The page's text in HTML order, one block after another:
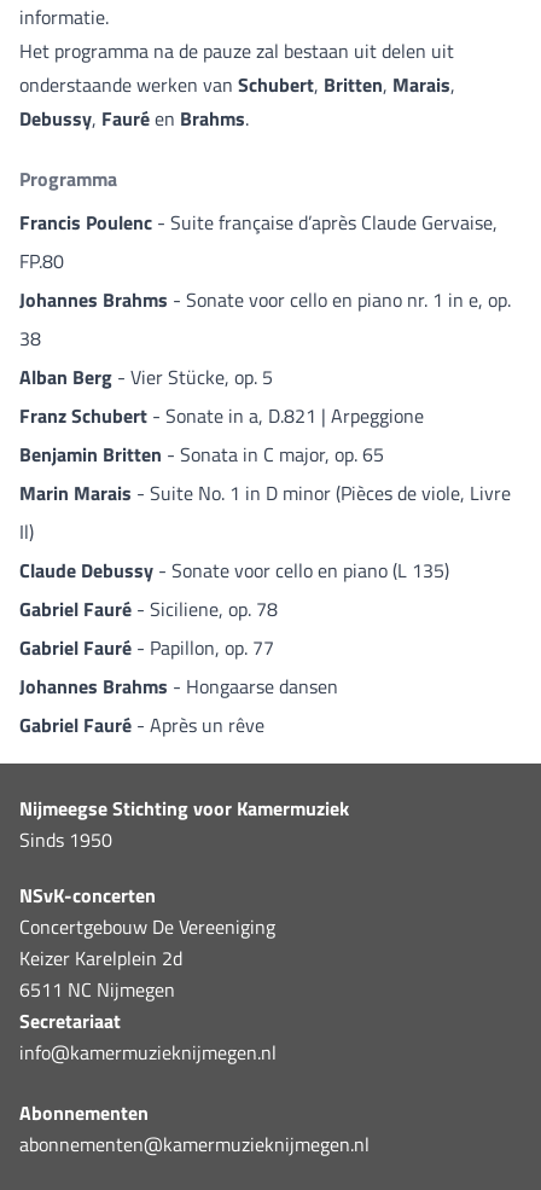
informatie.
Het programma na de pauze zal bestaan uit delen uit
onderstaande werken van Schubert, Britten, Marais,
Debussy, Fauréen Brahms.
Programma
Francis Poulenc - Suite française d’après Claude Gervaise,
FP.80
Johannes Brahms - Sonate voor cello en piano nr. 1 in e, op.
38
Alban Berg - Vier Stücke, op. 5
Franz Schubert - Sonate in a, D.821 | Arpeggione
Benjamin Britten - Sonata in C major, op. 65
Marin Marais - Suite No. 1 in D minor (Pièces de viole, Livre
Il)
Claude Debussy - Sonate voor cello en piano (L 135)
Gabriel Fauré - Siciliene, op. 78
Gabriel Fauré - Papillon, op. 77
Johannes Brahms - Hongaarse dansen
Gabriel Fauré - Après un rêve
Nijmeegse Stichting voor Kamermuziek
Sinds 1950
NSvK-concerten
Concertgebouw De Vereeniging
Keizer Karelplein 2d
6511 NC Nijmegen
Secretariaat
info@kamermuzieknijmegen.nl
Abonnementen
abonnementen@kamermuzieknijmegen.nl